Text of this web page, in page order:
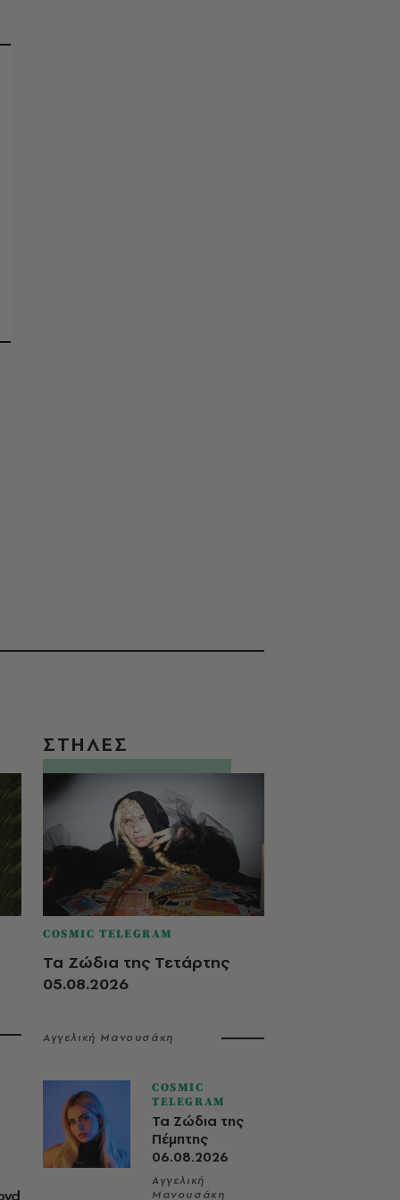
ΣΤΗΛΕΣ
COSMIC TELEGRAM
Τα Ζώδια της Τετάρτης
05.08.2026
Αγγελική Μανουσάκη
COSMIC
TELEGRAM
Τα Ζώδια της
Πέμπτης
06.08.2026
Αγγελική
Μανουσάκη